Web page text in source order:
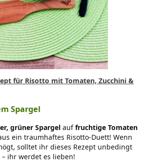
für Risotto mit Tomaten, Zucchini &
Spargel
grüner Spargel auffruchtige Tomaten
ein traumhaftes Risotto-Duett! Wenn
solltet ihr dieses Rezept unbedingt
ihr werdet es lieben!